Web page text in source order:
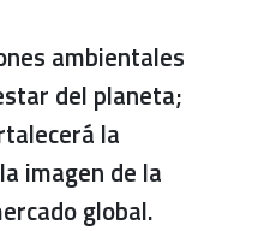
ambientales
del planeta;
la
imagen de la
global.